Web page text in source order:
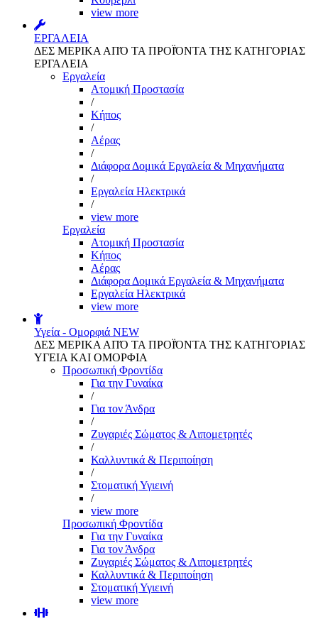
view more
ΕΡΓΑΛΕΙΑ
ΔΕΣ ΜΕΡΙΚΑ ΑΠΌ ΤΑ ΠΡΟΪΌΝΤΑ ΤΗΣ ΚΑΤΗΓΟΡΙΑΣ
ΕΡΓΑΛΕΙΑ
Εργαλεία
Aτομική Προστασία
/
Kήπος
/
Αέρας
/
Διάφορα Δομικά Εργαλεία & Μηχανήματα
/
Εργαλεία Ηλεκτρικά
/
view more
Εργαλεία
Aτομική Προστασία
Kήπος
Αέρας
Διάφορα Δομικά Εργαλεία & Μηχανήματα
Εργαλεία Ηλεκτρικά
view more
Υγεία - Ομορφιά NEW
ΔΕΣ ΜΕΡΙΚΑ ΑΠΌ ΤΑ ΠΡΟΪΌΝΤΑ ΤΗΣ ΚΑΤΗΓΟΡΙΑΣ
ΥΓΕΙΑ ΚΑΙ ΟΜΟΡΦΙΑ
Προσωπική Φροντίδα
Για την Γυναίκα
/
Για τον Άνδρα
/
Ζυγαριές Σώματος & Λιπομετρητές
/
Καλλυντικά & Περιποίηση
/
Στοματική Υγιεινή
/
view more
Προσωπική Φροντίδα
Για την Γυναίκα
Για τον Άνδρα
Ζυγαριές Σώματος & Λιπομετρητές
Καλλυντικά & Περιποίηση
Στοματική Υγιεινή
view more